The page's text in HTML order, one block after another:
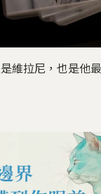
維拉尼，也是他